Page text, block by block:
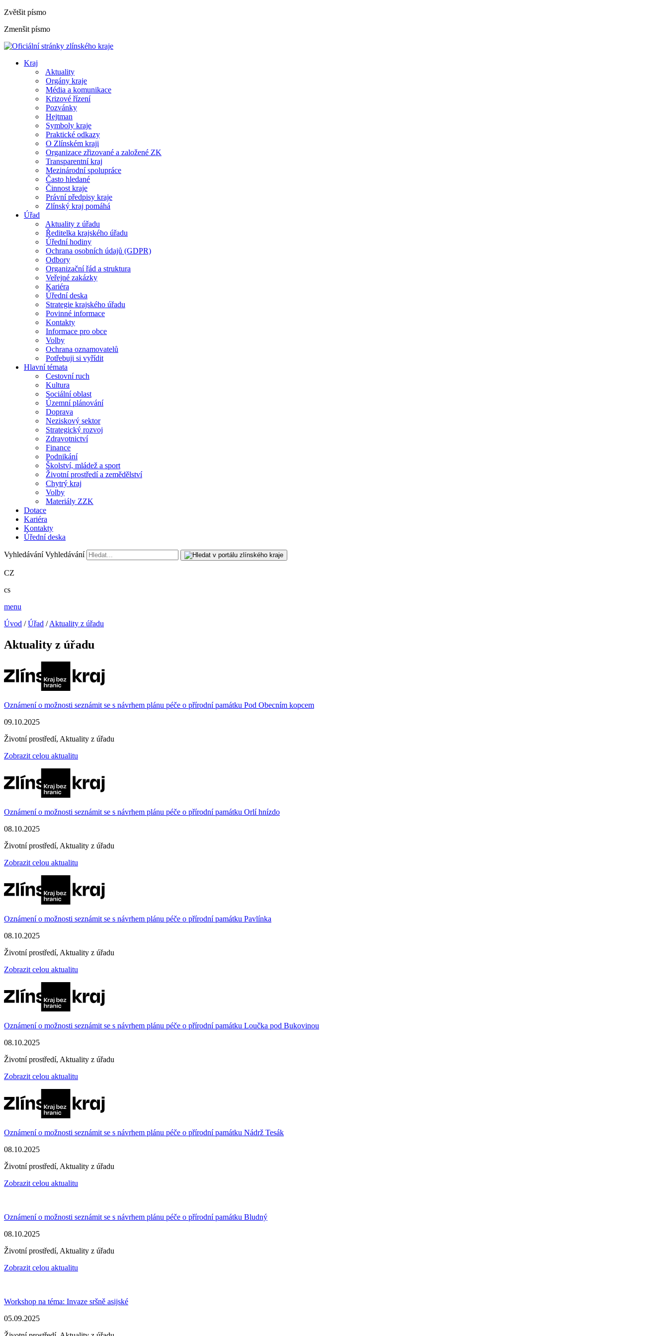
Zvětšit písmo
Zmenšit písmo
Kraj
Aktuality
Orgány kraje
Média a komunikace
Krizové řízení
Pozvánky
Hejtman
Symboly kraje
Praktické odkazy
O Zlínském kraji
Organizace zřizované a založené ZK
Transparentní kraj
Mezinárodní spolupráce
Často hledané
Činnost kraje
Právní předpisy kraje
Zlínský kraj pomáhá
Úřad
Aktuality z úřadu
Ředitelka krajského úřadu
Úřední hodiny
Ochrana osobních údajů (GDPR)
Odbory
Organizační řád a struktura
Veřejné zakázky
Kariéra
Úřední deska
Strategie krajského úřadu
Povinné informace
Kontakty
Informace pro obce
Volby
Ochrana oznamovatelů
Potřebuji si vyřídit
Hlavní témata
Cestovní ruch
Kultura
Sociální oblast
Územní plánování
Doprava
Neziskový sektor
Strategický rozvoj
Zdravotnictví
Finance
Podnikání
Školství, mládež a sport
Životní prostředí a zemědělství
Chytrý kraj
Volby
Materiály ZZK
Dotace
Kariéra
Kontakty
Úřední deska
Vyhledávání Vyhledávání
CZ
cs
menu
Úvod /Úřad /Aktuality z úřadu
Aktuality z úřadu
Oznámení o možnosti seznámit se s návrhem plánu péče o přírodní památku Pod Obecním kopcem
09.10.2025
Životní prostředí, Aktuality z úřadu
Zobrazit celou aktualitu
Oznámení o možnosti seznámit se s návrhem plánu péče o přírodní památku Orlí hnízdo
08.10.2025
Životní prostředí, Aktuality z úřadu
Zobrazit celou aktualitu
Oznámení o možnosti seznámit se s návrhem plánu péče o přírodní památku Pavlínka
08.10.2025
Životní prostředí, Aktuality z úřadu
Zobrazit celou aktualitu
Oznámení o možnosti seznámit se s návrhem plánu péče o přírodní památku Loučka pod Bukovinou
08.10.2025
Životní prostředí, Aktuality z úřadu
Zobrazit celou aktualitu
Oznámení o možnosti seznámit se s návrhem plánu péče o přírodní památku Nádrž Tesák
08.10.2025
Životní prostředí, Aktuality z úřadu
Zobrazit celou aktualitu
Oznámení o možnosti seznámit se s návrhem plánu péče o přírodní památku Bludný
08.10.2025
Životní prostředí, Aktuality z úřadu
Zobrazit celou aktualitu
Workshop na téma: Invaze sršně asijské
05.09.2025